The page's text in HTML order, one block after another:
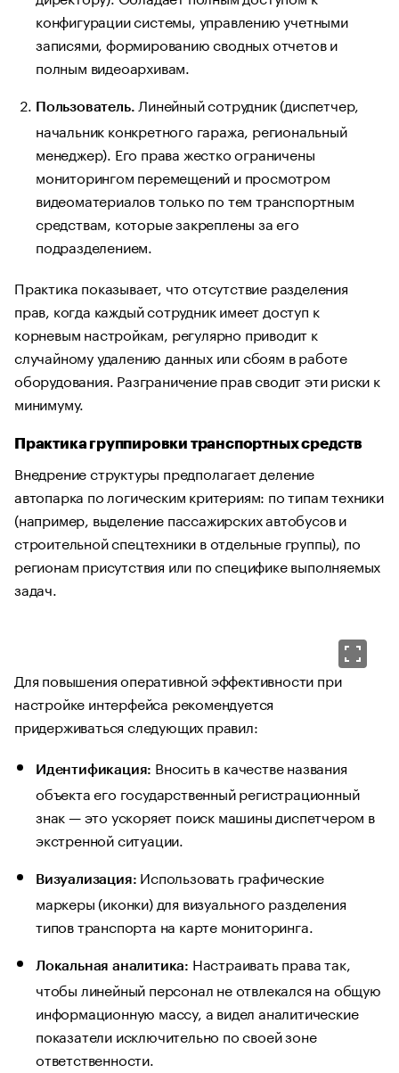
конфигурации системы, управлению учетными
записями, формированию сводных отчетов и
полным видеоархивам.
Пользователь. Линейный сотрудник (диспетчер,
начальник конкретного гаража, региональный
менеджер). Его права жестко ограничены
мониторингом перемещений и просмотром
видеоматериалов только по тем транспортным
средствам, которые закреплены за его
подразделением.
Практика показывает, что отсутствие разделения
прав, когда каждый сотрудник имеет доступ к
корневым настройкам, регулярно приводит к
случайному удалению данных или сбоям в работе
оборудования. Разграничение прав сводит эти риски к
минимуму.
Практика группировки транспортных средств
Внедрение структуры предполагает деление
автопарка по логическим критериям: по типам техники
(например, выделение пассажирских автобусов и
строительной спецтехники в отдельные группы), по
регионам присутствия или по специфике выполняемых
задач.
Для повышения оперативной эффективности при
настройке интерфейса рекомендуется
придерживаться следующих правил:
Идентификация: Вносить в качестве названия
объекта его государственный регистрационный
знак — это ускоряет поиск машины диспетчером в
экстренной ситуации.
Визуализация: Использовать графические
маркеры (иконки) для визуального разделения
типов транспорта на карте мониторинга.
Локальная аналитика: Настраивать права так,
чтобы линейный персонал не отвлекался на общую
информационную массу, а видел аналитические
показатели исключительно по своей зоне
ответственности.